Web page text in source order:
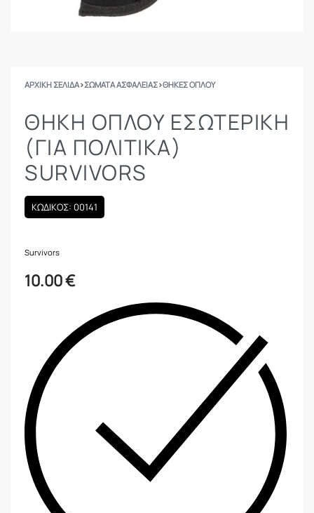
ΑΡΧΙΚΉ ΣΕΛΊΔΑ›ΣΩΜΑΤΑ ΑΣΦΑΛΕΙΑΣ›ΘΉΚΕΣ ΌΠΛΟΥ
ΘΉΚΗ ΌΠΛΟΥ ΕΣΩΤΕΡΙΚΉ
(ΓΙΑ ΠΟΛΙΤΙΚΆ)
SURVIVORS
ΚΩΔΙΚΟΣ: 00141
Survivors
10.00€